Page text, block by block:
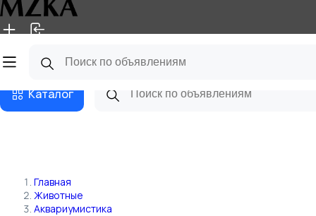
Главная Магазины
Каталог
Главная
Животные
Аквариумистика